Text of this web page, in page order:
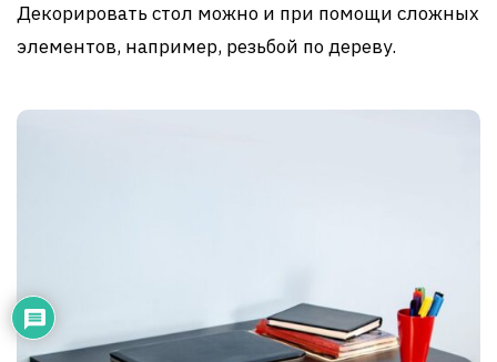
Декорировать стол можно и при помощи сложных
элементов, например, резьбой по дереву.